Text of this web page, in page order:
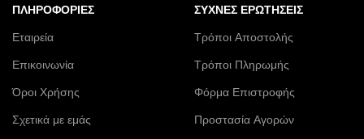
ΠΛΗΡΟΦΟΡΊΕΣ
Εταιρεία
Επικοινωνία
Όροι Χρήσης
Σχετικά με εμάς
ΣΥΧΝΈΣ ΕΡΩΤΉΣΕΙΣ
Τρόποι Αποστολής
Τρόποι Πληρωμής
Φόρμα Επιστροφής
Προστασία Αγορών